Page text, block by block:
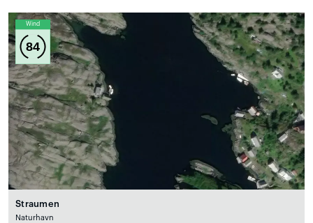
Wind
84
Straumen
Naturhavn